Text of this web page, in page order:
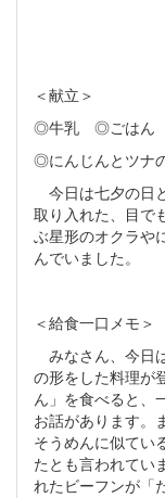
＜献立＞
◎牛乳 ◎ごはん
◎にんじんとツ
今日は七夕の日
取り入れた、目で
ぶ星形のオクラや
んでいました。
＜給食一口メモ＞
みなさん、今日
の形をした料理が
ん」を食べると、
お話があります。
そうめんに似てい
たとも言われてい
れたビーフンが「